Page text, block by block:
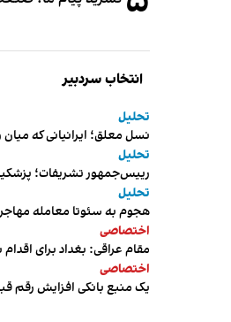
انتخاب سردبیر
تحلیل
نسل معلق؛ ایرانیانی که
تحلیل
رییس‌جمهور تشریفات؛
تحلیل
هجوم به سئوتا معامله مهاجرتی
اختصاصی
مقام عراقی: بغداد برای
اختصاصی
یک منبع بانکی افزایش رقم